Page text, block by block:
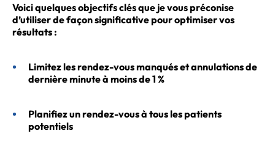
Voici quelques objectifs clés que je vous préconise
d’utiliser de façon significative pour optimiser vos
résultats :
Limitez les rendez-vous manqués et annulations de
dernière minute à moins de 1 %
Planifiez un rendez-vous à tous les patients
potentiels